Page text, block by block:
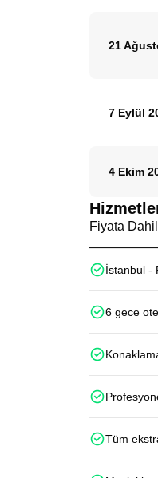
21
7 Eylül
4 Ekim
Fiyata Dahil
İstanbul -
6 gece
Tüm